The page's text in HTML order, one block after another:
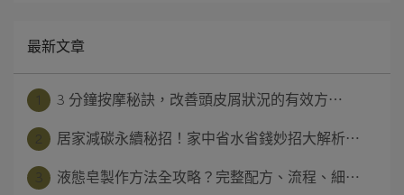
最新文章
3 分鐘按摩秘訣，改善頭皮屑狀況的有效方⋯
居家減碳永續秘招！家中省水省錢妙招大解析⋯
液態皂製作方法全攻略？完整配方、流程、細⋯